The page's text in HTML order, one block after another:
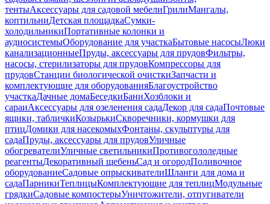
тентыАксессуары для садовой мебелиГрилиМангалы,
коптильниДетская площадкаСумки-
холодильникиПортативные колонки и
аудиосистемыОборудование для участкаБытовые насосыЛюки
канализационныеПруды, аксессуары для прудовФильтры,
насосы, стерилизаторы для прудовКомпрессоры для
прудовСтанции биологической очисткиЗапчасти и
комплектующие для оборудованияБлагоустройство
участкаДачные домаБеседкиБаниХозблоки и
сараиАксессуары для озеленения садаДекор для садаПочтовые
ящики, табличкиКозырькиСкворечники, кормушки для
птицДомики для насекомыхФонтаны, скульптуры для
садаПруды, аксессуары для прудовУличные
обогревателиУличные светильникиПротивогололедные
реагентыДекоративный щебеньСад и огородПоливочное
оборудованиеСадовые опрыскивателиШланги для дома и
садаПарникиТеплицыКомплектующие для теплицМодульные
грядкиСадовые компостерыУничтожители, отпугиватели